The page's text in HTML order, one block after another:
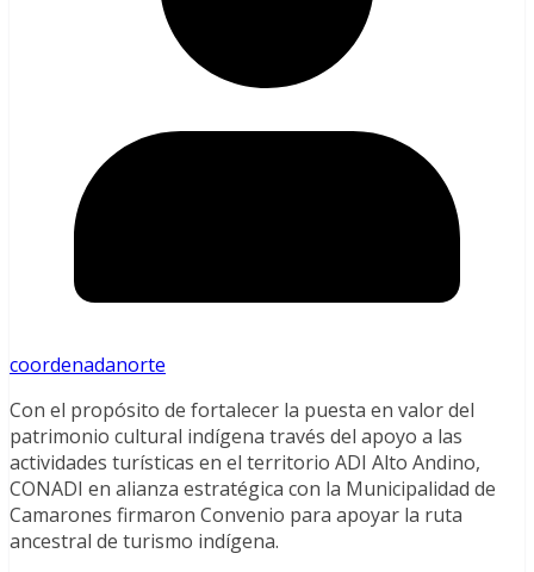
coordenadanorte
Con el propósito de fortalecer la puesta en valor del
patrimonio cultural indígena través del apoyo a las
actividades turísticas en el territorio ADI Alto Andino,
CONADI en alianza estratégica con la Municipalidad de
Camarones firmaron Convenio para apoyar la ruta
ancestral de turismo indígena.